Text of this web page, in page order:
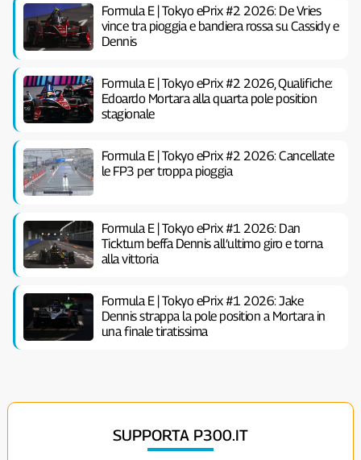
Formula E | Tokyo ePrix #2 2026: De Vries
vince tra pioggia e bandiera rossa su Cassidy e
Dennis
Formula E | Tokyo ePrix #2 2026, Qualifiche:
Edoardo Mortara alla quarta pole position
stagionale
Formula E | Tokyo ePrix #2 2026: Cancellate
le FP3 per troppa pioggia
Formula E | Tokyo ePrix #1 2026: Dan
Ticktum beffa Dennis all’ultimo giro e torna
alla vittoria
Formula E | Tokyo ePrix #1 2026: Jake
Dennis strappa la pole position a Mortara in
una finale tiratissima
SUPPORTA P300.IT